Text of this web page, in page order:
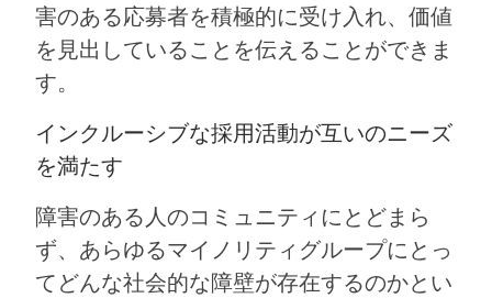
害のある応募者を積極的に受け入れ、価値
を見出していることを伝えることができま
す。
インクルーシブな採用活動が互いのニーズ
を満たす
障害のある人のコミュニティにとどまら
ず、あらゆるマイノリティグループにとっ
てどんな社会的な障壁が存在するのかとい